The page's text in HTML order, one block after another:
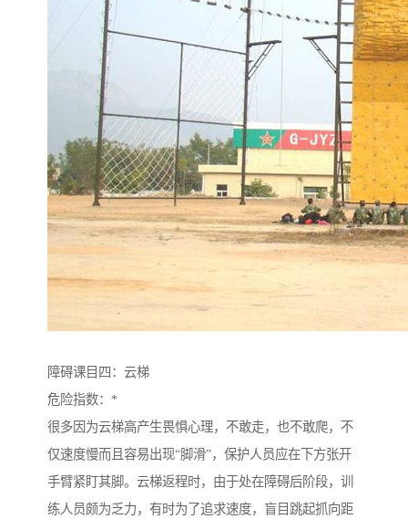
障碍课目四：云梯
危险指数：*
很多因为云梯高产生畏惧心理，不敢走，也不敢爬，不
仅速度慢而且容易出现“脚滑”，保护人员应在下方张开
手臂紧盯其脚。云梯返程时，由于处在障碍后阶段，训
练人员颇为乏力，有时为了追求速度，盲目跳起抓向距